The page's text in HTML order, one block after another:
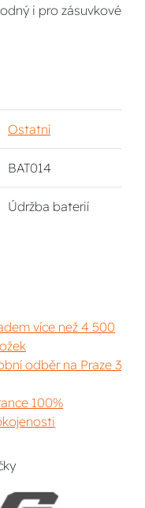
i pro zásuvkové
Ostatní
BAT014
Údržba baterií
více než 4 500
odběr na Praze 3
100%